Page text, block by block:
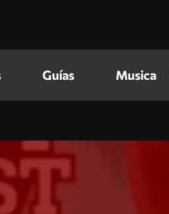
Guías Musica